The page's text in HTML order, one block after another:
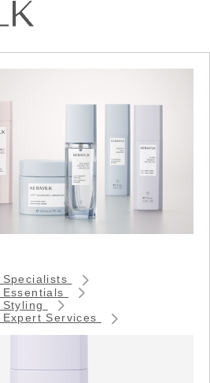
Specialists
Essentials
Styling
Expert Services